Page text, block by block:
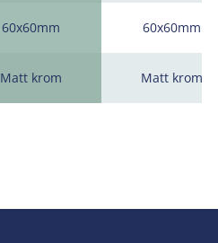
60x60mm
Matt krom
60x60mm
Matt krom